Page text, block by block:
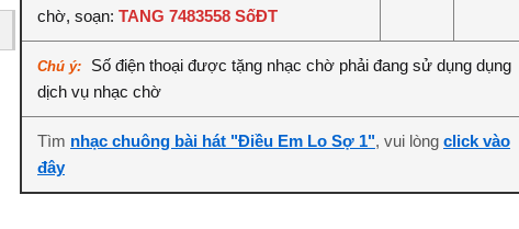
chờ, soạn: TANG 7483558 SốĐT
Chú ý:
Số điện thoại được tặng nhạc chờ phải đang sử dụng dụng
dịch vụ nhạc chờ
Tìm nhạc chuông bài hát "Điều Em Lo Sợ 1", vui lòng click vào
đây